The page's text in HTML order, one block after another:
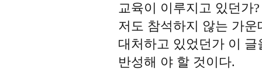
교육이 이루지고 있던가
저도 참석하지 않는 가
대처하고 있었던가 이
반성해 야 할 것이다.